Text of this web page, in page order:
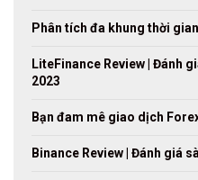
Phân tích đa khung thời
LiteFinance Review | Đánh
2023
Bạn đam mê giao dịch
Binance Review | Đánh giá